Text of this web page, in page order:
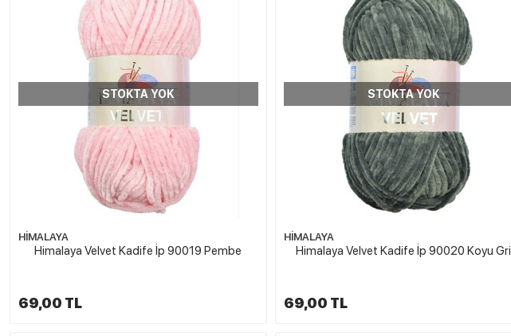
STOKTA YOK
HİMALAYA
Himalaya Velvet Kadife İp 90019 Pembe
69,00 TL
STOKTA YOK
HİMALAYA
Himalaya Velvet Kadife İp 90020 Koyu Gri
69,00 TL